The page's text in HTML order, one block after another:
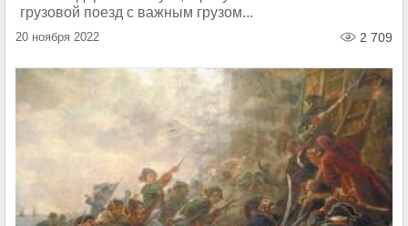
грузовой поезд с важным грузом...
20 ноября 2022 2 709